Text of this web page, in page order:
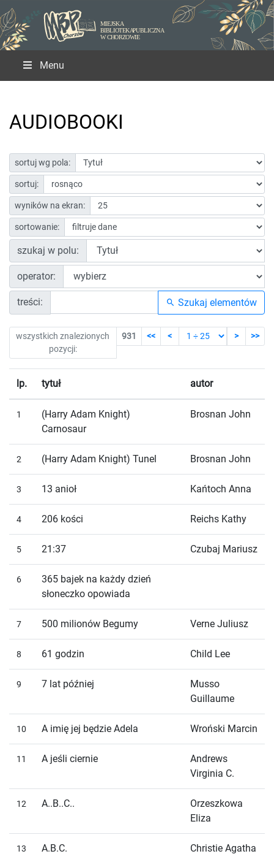
Menu
AUDIOBOOKI
sortuj wg pola:
sortuj:
wyników na ekran:
sortowanie:
szukaj w polu:
operator:
treści: Szukaj elementów
wszystkich znalezionych
pozycji:
931 << < > >>
lp. tytuł autor
1
(Harry Adam Knight)
Carnosaur
Brosnan John
2 (Harry Adam Knight) Tunel Brosnan John
3 13 anioł Kańtoch Anna
4 206 kości Reichs Kathy
5 21:37 Czubaj Mariusz
6
365 bajek na każdy dzień
słoneczko opowiada
7 500 milionów Begumy Verne Juliusz
8 61 godzin Child Lee
9 7 lat później
Musso
Guillaume
10 A imię jej będzie Adela Wroński Marcin
11 A jeśli ciernie
Andrews
Virginia C.
12 A..B..C..
Orzeszkowa
Eliza
13 A.B.C. Christie Agatha